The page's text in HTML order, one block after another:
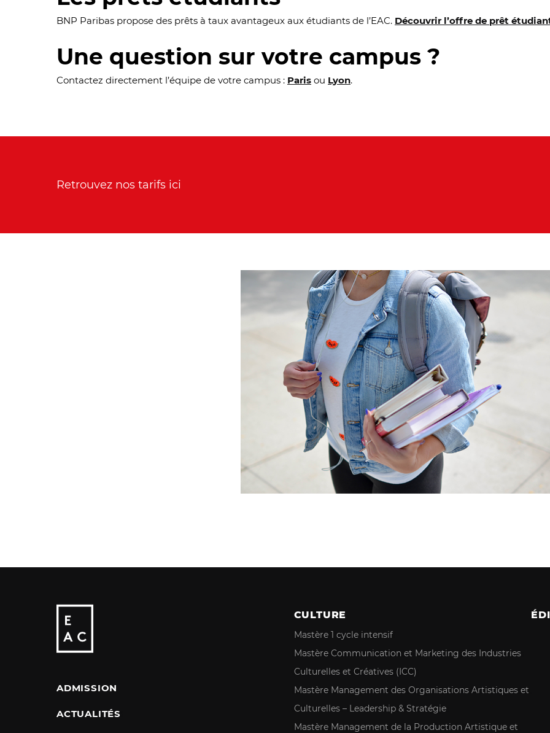
BNP Paribas propose des prêts à taux avantageux aux étudiants de l’EAC. Découvrir l’offre de prêt
Une question sur votre campus ?
Contactez directement l’équipe de votre campus : Paris ou Lyon.
Retrouvez nos tarifs ici
ADMISSION
ACTUALITÉS
CULTURE
Mastère 1 cycle intensif
Mastère Communication et Marketing des Industries
Culturelles et Créatives (ICC)
Mastère Management des Organisations Artistiques et
Culturelles – Leadership & Stratégie
Mastère Management de la Production Artistique et